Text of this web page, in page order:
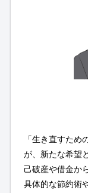
「生き直すため
が、新たな希望
己破産や借金か
具体的な節約術